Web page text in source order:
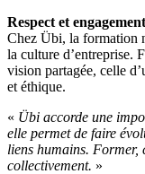
Respect et
Chez Übi, la formation
la culture d’entreprise.
vision partagée, celle
et éthique.
« Übi accorde une
elle permet de faire
liens humains. Former,
collectivement. »